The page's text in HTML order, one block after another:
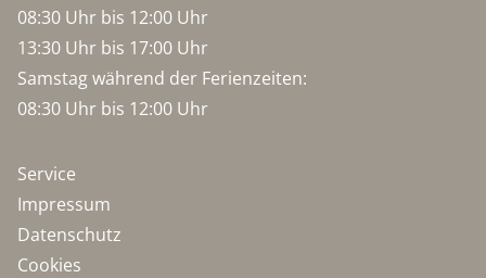
08:30 Uhr bis 12:00 Uhr
13:30 Uhr bis 17:00 Uhr
Samstag während der Ferienzeiten:
08:30 Uhr bis 12:00 Uhr
Service
Impressum
Datenschutz
Cookies